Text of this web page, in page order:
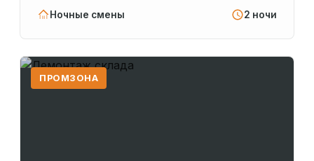
Ночные смены 2 ночи
ПРОМЗОНА